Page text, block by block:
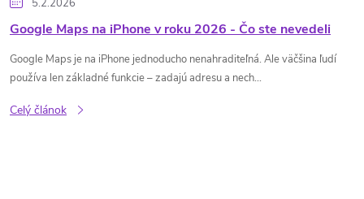
Google Maps na iPhone v roku 2026 - Čo ste nevedeli
Google Maps je na iPhone jednoducho nenahraditeľná. Ale väčšina ľudí
používa len základné funkcie – zadajú adresu a nech...
Celý článok